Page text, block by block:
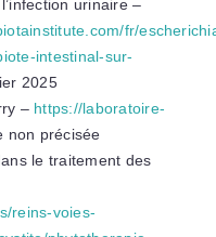
urinaire –
fr/
intestinal-sur-
2025
– https://laboratoire-
non précisée
le traitement des
reins-voies-